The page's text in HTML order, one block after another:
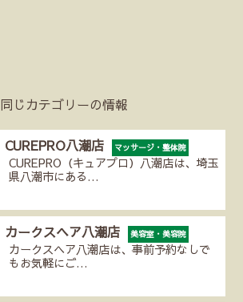
同じカテゴリーの情報
CUREPRO八潮店 マッサージ・整体院
CUREPRO（キュアプロ）八潮店は、埼玉
県八潮市にある…
カークスヘア八潮店 美容室・美容院
カークスヘア八潮店は、事前予約なしで
もお気軽にご…